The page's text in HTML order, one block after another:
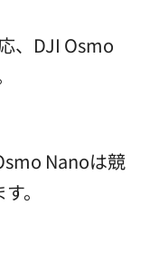
、DJI Osmo
Nanoは競
。